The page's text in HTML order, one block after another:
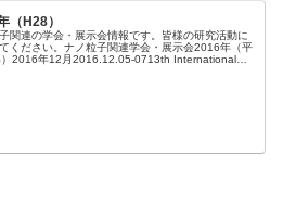
（H28）
関連の学会・展示会情報です。皆様の研究活動に
ください。ナノ粒子関連学会・展示会2016年（平
）2016年12月2016.12.05-0713th International